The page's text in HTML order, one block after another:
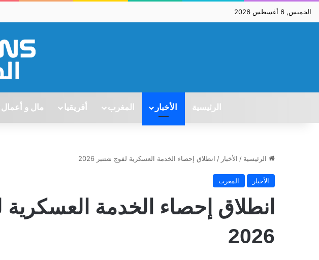
الخميس, 6 أغسطس 2026
الرئيسية الأخبار المغرب أفريقيا مال و أعمال
الرئيسية / الأخبار / انطلاق إحصاء الخدمة العسكرية لفوج شتنبر 2026
الأخبار المغرب
انطلاق إحصاء الخدمة العسكرية
2026